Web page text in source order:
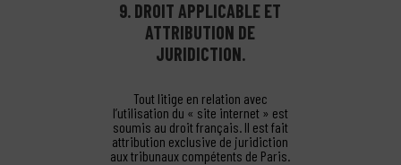
9. DROIT APPLICABLE ET
ATTRIBUTION DE
JURIDICTION.
Tout litige en relation avec
l’utilisation du « site internet » est
soumis au droit français. Il est fait
attribution exclusive de juridiction
aux tribunaux compétents de Paris.